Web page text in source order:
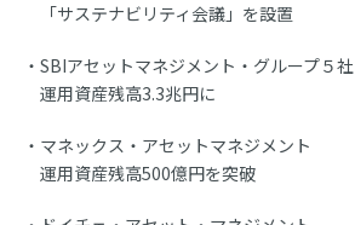
「サステナビリティ会議」を設置
SBIアセットマネジメント・グループ５社
運用資産残高3.3兆円に
マネックス・アセットマネジメント
運用資産残高500億円を突破